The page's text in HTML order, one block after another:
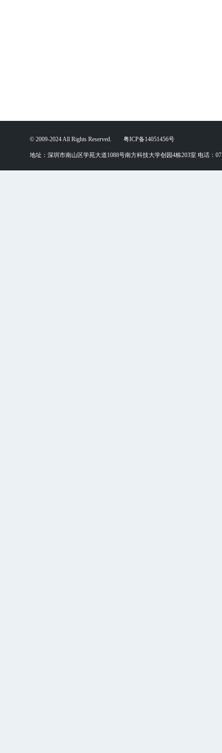
© 2009-2024 All Rights Reserved. 粤ICP备14051456号
地址：深圳市南山区学苑大道1088号南方科技大学创园4栋203室 电话：